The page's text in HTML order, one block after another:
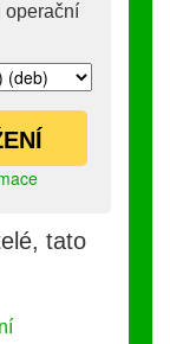
operační
tato